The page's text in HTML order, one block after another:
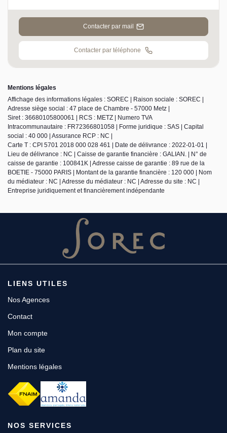
Contacter par mail
Contacter par téléphone
Mentions légales
Affichage des informations légales : SOREC | Raison sociale : SOREC |
Adresse siège social : 47 place de Chambre - 57000 Metz |
Siret : 36680105800061 | RCS : METZ | Numero TVA
Intracommunautaire : FR72366801058 | Forme juridique : SAS | Capital
social : 40 000 | Assurance RCP : NC |
Carte T : CPI 5701 2018 000 028 461 | Date de délivrance : 2022-01-01 |
Lieu de délivrance : NC | Caisse de garantie financière : GALIAN. | N° de
caisse de garantie : 100841K | Adresse caisse de garantie : 89 rue de la
BOETIE - 75000 PARIS | Montant de la garantie financière : 120 000 | Nom
du médiateur : NC | Adresse du médiateur : NC | Adresse du site : NC |
Entreprise juridiquement et financièrement indépendante
LIENS UTILES
Nos Agences
Contact
Mon compte
Plan du site
Mentions légales
NOS SERVICES